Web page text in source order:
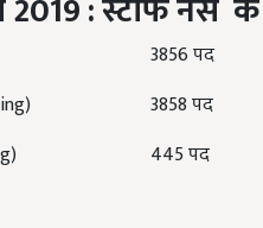
2019:स्टाफ नर्स के
3856 पद
3858 पद
445 पद